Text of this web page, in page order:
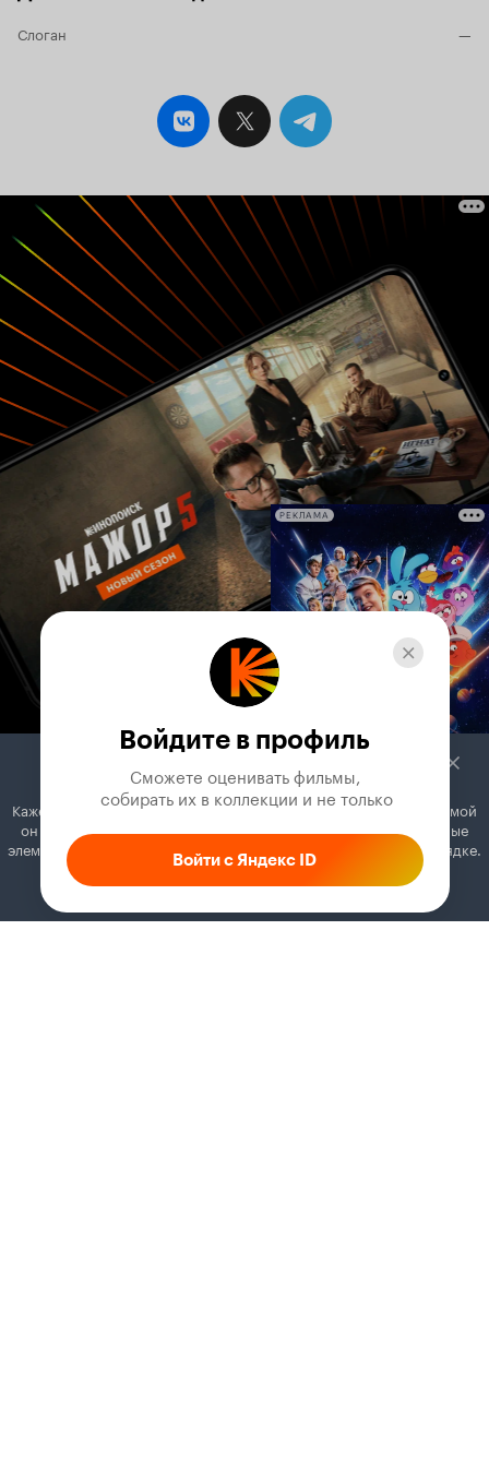
Слоган —
РЕКЛАМА
Войдите в профиль
Сможете оценивать фильмы,
собирать их в коллекции и не только
Войти с Яндекс ID
Кажется, вы используете блокировщик рекламы. Вместе с рекламой
он может отключать постеры, папки с фильмами и другие важные
элементы. Добавьте Кинопоиск в исключения, и всё будет в порядке.
Как это сделать